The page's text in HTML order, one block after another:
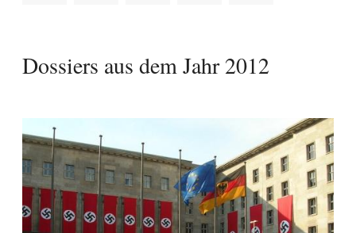
Dossiers aus dem Jahr2012